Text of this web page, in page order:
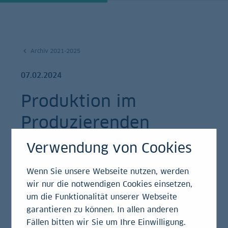
Archiv 2021-2025
07.02.2024
Produktion im
Produzierenden
Gewerbe in
Deutschland
Dezember 2023
Ersteinschätzung
Verwendung von Cookies
Wenn Sie unsere Webseite nutzen, werden
wir nur die notwendigen Cookies einsetzen,
um die Funktionalität unserer Webseite
garantieren zu können. In allen anderen
Fällen bitten wir Sie um Ihre Einwilligung.